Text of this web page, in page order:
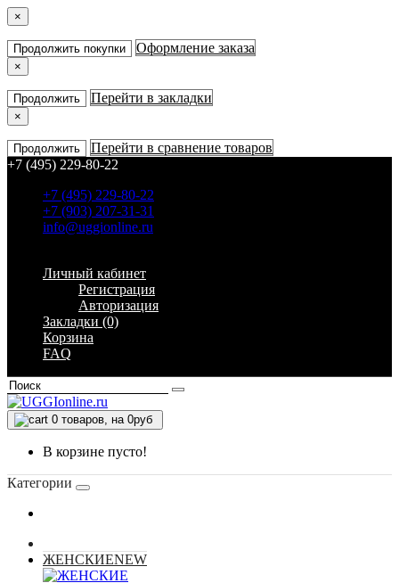
×
Продолжить покупки Оформление заказа
×
Продолжить Перейти в закладки
×
Продолжить
Перейти в сравнение товаров
+7 (495) 229-80-22
+7 (495) 229-80-22
+7 (903) 207-31-31
info@uggionline.ru
Личный кабинет
Регистрация
Авторизация
Закладки (0)
Корзина
FAQ
0 товаров, на 0руб
В корзине пусто!
Категории
ЖЕНСКИЕNEW